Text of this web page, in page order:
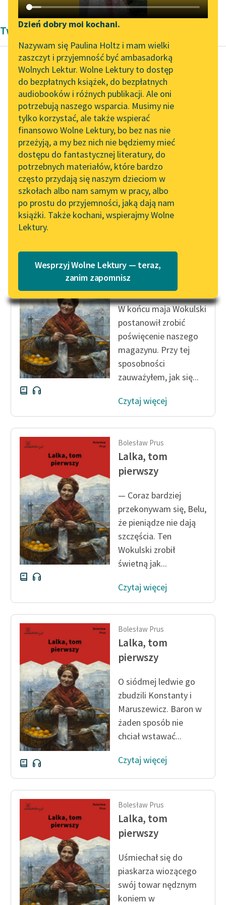
Katalog DAISY
Podkasty o książkach
Zgłoś brak utworu
Aktualności
„Prokurator Alicja Horn”
do słuchania
Byliśmy częścią AI Impact
Lab
Zapraszamy na spotkanie
online z tłumaczkami
literatury skandynawskiej
Spotkanie z Katarzyną
Tunkiel w Oslo
102. lata temu zmarł
Joseph Conrad
Lektury szkolne i klasyka
literatury do słuchania dla
uczennic i uczniów z
niepełnosprawnościami
E-kolekcja lektur
szkolnych i literatury do
słuchania dla uczennic i
uczniów z
niepełnosprawnościami
Popularyzacja
skandynawskiej literatury
feministycznej
Ręce pełne poezji
Kolekcje edukacyjne
twórców przechodzących
do domeny publicznej,
lektur szkolnych oraz
Starego Testamentu
Odkurzamy bohaterów
Szkoła Poezji Wolnych
Lektur
Narzędzia
Mapa Wolnych Lektur
Leśmianator
Przewodnik dla piszących i
czytających
API
OAI-PMH
Widget Wolnych Lektur
Przypisy
Katalog w formacie PDF
O nas
Kontakt
Zespół
Zasady wykorzystania
Wolnych Lektur
Logotypy
Materiały promocyjne
Regulamin biblioteki
Dane fundacji i
sprawozdania finansowe
Regulamin darowizn
Informacja o treściach
wrażliwych
Deklaracja dostępności
Dzień dobry moi kochani.
Nazywam się Paulina Holtz i mam wielki
zaszczyt i przyjemność być ambasadorką
Wolnych Lektur. Wolne Lektury to dostęp
do bezpłatnych książek, do bezpłatnych
audiobooków i różnych publikacji. Ale oni
potrzebują naszego wsparcia. Musimy nie
tylko korzystać, ale także wspierać
finansowo Wolne Lektury, bo bez nas nie
przeżyją, a my bez nich nie będziemy mieć
dostępu do fantastycznej literatury, do
potrzebnych materiałów, które bardzo
często przydają się naszym dzieciom w
szkołach albo nam samym w pracy, albo
po prostu do przyjemności, jaką dają nam
książki. Także kochani, wspierajmy Wolne
Lektury.
Wesprzyj Wolne Lektury — teraz,
zanim zapomnisz
Twórczość Bolesław Prus
Bolesław Prus
Lalka, tom
pierwszy
Kiedy w parę godzin
wrócił do nas, pytałem
go z najobojętniejszą
miną, kto jest owa...
Czytaj więcej
Lalka, tom
pierwszy
W końcu maja Wokulski
postanowił zrobić
poświęcenie naszego
magazynu. Przy tej
sposobności
zauważyłem, jak się...
Czytaj więcej
Bolesław Prus
Lalka, tom
pierwszy
— Coraz bardziej
przekonywam się, Belu,
że pieniądze nie dają
szczęścia. Ten
Wokulski zrobił
świetną jak...
Czytaj więcej
Bolesław Prus
Lalka, tom
pierwszy
O siódmej ledwie go
zbudzili Konstanty i
Maruszewicz. Baron w
żaden sposób nie
chciał wstawać...
Czytaj więcej
Bolesław Prus
Lalka, tom
pierwszy
Uśmiechał się do
piaskarza wiozącego
swój towar nędznym
koniem w